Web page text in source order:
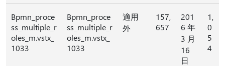
Bpmn_proce
ss_multiple_r
oles_m.vstx_
1033
Bpmn_proce
ss_multiple_r
oles_m.vstx_
1033
適用
外
157,
657
201
6 年
3 月
16
日
1,
0
5
4